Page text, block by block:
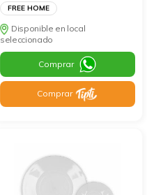
FREE HOME
Disponible en local
seleccionado
Comprar
Comprar